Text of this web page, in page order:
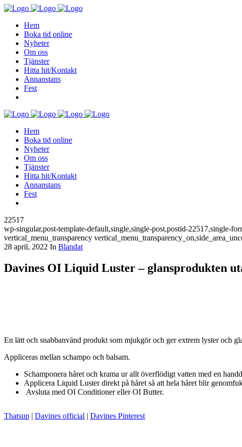
Hem
Boka tid online
Nyheter
Om oss
Tjänster
Hitta hit/Kontakt
Annanstans
Fest
Hem
Boka tid online
Nyheter
Om oss
Tjänster
Hitta hit/Kontakt
Annanstans
Fest
22517
wp-singular,post-template-default,single,single-post,postid-22517,single-
vertical_menu_transparency
28 april, 2022 In Blandat
Davines OI Liquid Luster – glansprodukten
En lätt och snabbanvänd produkt som mjukgör och ger extrem lyster och
Appliceras mellan schampo och balsam.
Schamponera håret och krama ur allt överflödigt vatten med en
Applicera Liquid Luster direkt på håret så att hela håret blir
Avsluta med OI Conditioner eller OI Butter.
Thatsup | Davines official | Davines Pinterest